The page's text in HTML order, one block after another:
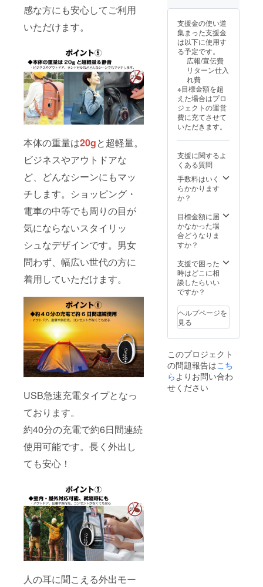
感な方にも安心してご利用
いただけます。
本体の重量は20gと超軽量。
ビジネスやアウトドアな
ど、どんなシーンにもマッ
チします。ショッピング・
電車の中等でも周りの目が
気にならないスタイリッ
シュなデザインです。男女
問わず、幅広い世代の方に
着用していただけます。
USB急速充電タイプとなっ
ております。
約40分の充電で約6日間連続
使用可能です。長く外出し
ても安心！
人の耳に聞こえる外出モー
可能性
もござ
いま
す。 ※
類似商
品が発
生する
場合が
ありま
す。ご
了承頂
いた上
でご支
援頂け
ます様
お願い
致しま
す。
給状
況、製
造工程
上の都
合等に
より出
荷時期
が遅れ
る場合
があり
ます。
※皆様の
ご支援
により
量産効
上した
場合、
正規販
売価格
格より
下がる
可能性
す。 ※
類似商
品が発
生する
ありま
す。ご
了承頂
いた上
援頂け
ます様
お願い
致しま
す。
USB
ルｘ1
日本語
取扱説
明書ｘ1
保証期
間 6ケ
費税＆
送料込
みの金
額にな
りま
す。 ※
状況、
使用部
材の供
給状
況、製
上の都
合等に
より出
荷時期
る場合
があり
ます。
※皆様の
により
量産効
率が向
上した
正規販
売価格
が販売
予定価
格より
支援金の使い道
集まった支援金
は以下に使用す
る予定です。
広報/宣伝費
リターン仕入
れ費
※目標金額を超
えた場合はプロ
ジェクトの運営
費に充てさせて
いただきます。
支援に関するよ
くある質問
手数料はいく
らかかります
か？
目標金額に届
かなかった場
合どうなりま
すか？
支援で困った
時はどこに相
談したらいい
ですか？
ヘルプページを
見る
このプロジェクト
の問題報告はこち
ら よりお問い合わ
せください